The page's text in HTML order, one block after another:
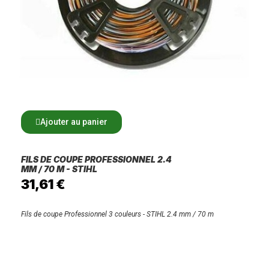
Ajouter au panier
FILS DE COUPE PROFESSIONNEL 2.4
MM / 70 M - STIHL
31,61 €
Fils de coupe Professionnel 3 couleurs - STIHL 2.4 mm / 70 m